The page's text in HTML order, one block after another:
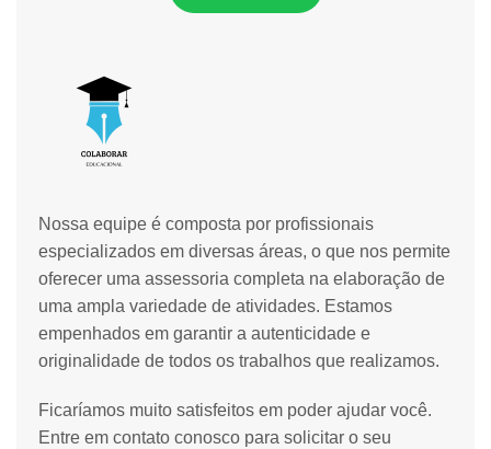
Nossa equipe é composta por profissionais
especializados em diversas áreas, o que nos permite
oferecer uma assessoria completa na elaboração de
uma ampla variedade de atividades. Estamos
empenhados em garantir a autenticidade e
originalidade de todos os trabalhos que realizamos.
Ficaríamos muito satisfeitos em poder ajudar você.
Entre em contato conosco para solicitar o seu